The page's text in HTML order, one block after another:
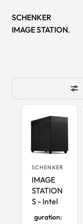
SCHENKER
IMAGE STATION.
SCHENKER
IMAGE
STATION
S - Intel
guration: